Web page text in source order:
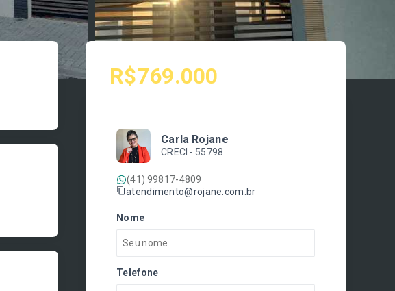
R$769.000
Carla Rojane
CRECI - 55798
(41) 99817-4809
atendimento@rojane.com.br
Nome
Telefone